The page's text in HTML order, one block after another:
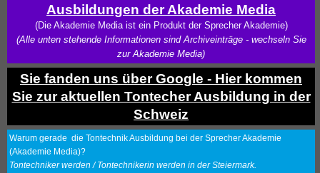
Ausbildungen der Akademie Media
(Die Akademie Media ist ein Produkt der Sprecher Akademie)
(Alle unten stehende Informationen sind Archiveinträge - wechseln Sie
zur Akademie Media)
Sie fanden uns über Google - Hier kommen
Sie zur aktuellen Tontecher Ausbildung in der
Schweiz
Warum gerade die Tontechnik Ausbildung bei der Sprecher Akademie
(Akademie Media)?
Tontechniker werden / Tontechnikerin werden in der Steiermark.